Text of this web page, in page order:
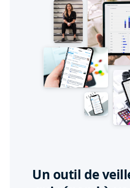
Un outil de